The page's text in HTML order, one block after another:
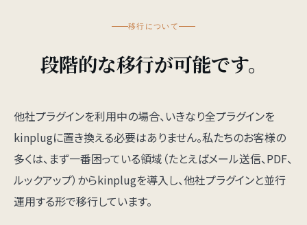
移行について
段階的な移行が可能です。
他社プラグインを利用中の場合、いきなり全プラグインを
kinplugに置き換える必要はありません。私たちのお客様の
多くは、まず一番困っている領域（たとえばメール送信、PDF、
ルックアップ）からkinplugを導入し、他社プラグインと並行
運用する形で移行しています。